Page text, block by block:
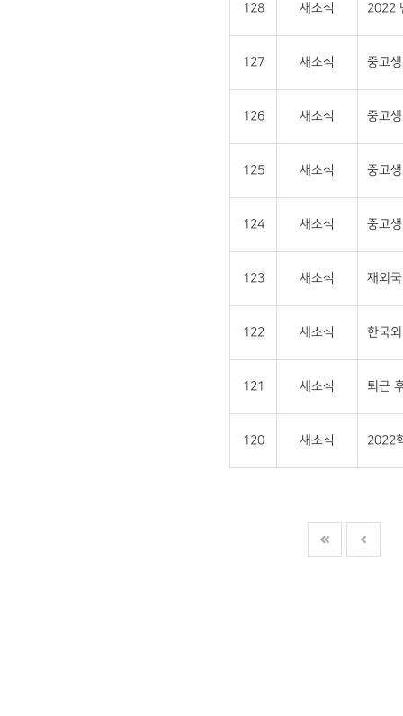
128 새소식 2022
127 새소식 중고
126 새소식 중고
125 새소식 중고
124 새소식 중고
123 새소식 재외
122 새소식 한국
121 새소식 퇴근
120 새소식 2022